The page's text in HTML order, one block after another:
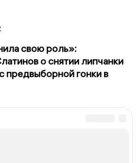
свою роль»:
о снятии липчанки
предвыборной гонки в